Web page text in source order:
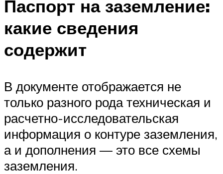
Паспорт на заземление:
какие сведения
содержит
В документе отображается не
только разного рода техническая и
расчетно-исследовательская
информация о контуре заземления,
а и дополнения — это все схемы
заземления.